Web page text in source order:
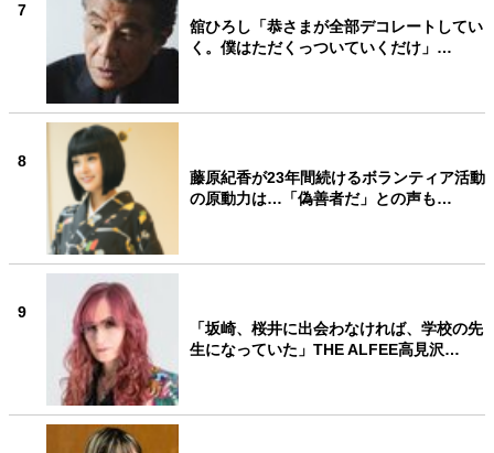
7
舘ひろし「恭さまが全部デコレートしてい
く。僕はただくっついていくだけ」…
8
藤原紀香が23年間続けるボランティア活動
の原動力は…「偽善者だ」との声も…
9
「坂崎、桜井に出会わなければ、学校の先
生になっていた」THE ALFEE高見沢…